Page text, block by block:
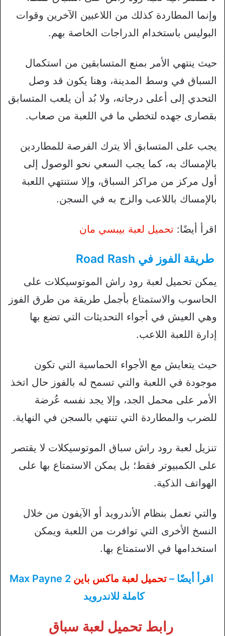
وإنما المطاردة كذلك من اللاعبين الآخرين وقوات
البوليس باستخدام الدراجات الخاصة بهم.
حيث ينتهي الأمر بمنع المتسابقين من استكمال
السباق في وسط المدينة، وهنا يكون قد وصل
التحدي إلى أعلى درجاته، ولا بُد أن يلعب المتسابق
بقصارى جهده لتخطي ما في اللعبة من صعاب.
يجب على المتسابق ألا يترك الفرصة للمطاردين
بالإمساك به، كما يجب السعي نحو الوصول إلى
أول مركز من مراكز السباق، وإلا ستنتهي اللعبة
بالإمساك باللاعب والزج به في السجن.
اقرأ أيضًا: تحميل لعبة بيبسي مان
طريقة الفوز في Road Rash
يمكن تحميل لعبة رود راش الموتوسيكلات على
الحاسوب والاستمتاع بأجمل طريقة من طرق الفوز
وهي العيش في أجواء التحديثات التي تضع بها
إدارة اللعبة اللاعب.
حيث يتعايش مع الأجواء الحماسية التي تكون
موجودة في اللعبة والتي تسمح له بالفوز حال اتخذ
الأمر على محمل الجد، وإلا يجد نفسه عُرضة
للضرب والمطاردة التي تنتهي بالسجن في النهاية.
تنزيل لعبة رود راش سباق الموتوسيكلات لا يقتصر
على الكمبيوتر فقط؛ بل يمكن الاستمتاع بها على
الهواتف الذكية.
والتي تعمل بنظام الأندرويد أو الآيفون من خلال
النسخ الأخرى التي توافرت من اللعبة ويمكن
استخدامها في الاستمتاع بها.
اقرأ أيضًا –تحميل لعبة ماكس باين Max Payne 2
كاملة للاندرويد
رابط تحميل لعبة سباق